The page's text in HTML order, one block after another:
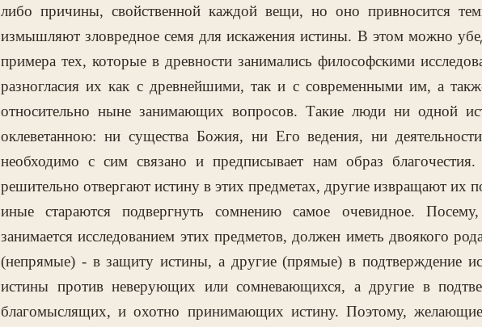
либо причины, свойственной каждой вещи, но оно привносится
измышляют зловредное семя для искажения истины. В этом можно
примера тех, которые в древности занимались философскими
разногласия их как с древнейшими, так и с современными им, а
относительно ныне занимающих вопросов. Такие люди ни одной
оклеветанною: ни существа Божия, ни Его ведения, ни
необходимо с сим связано и предписывает нам образ
решительно отвергают истину в этих предметах, другие извращают их
иные стараются подвергнуть сомнению самое очевидное.
занимается исследованием этих предметов, должен иметь двоякого
(непрямые) - в защиту истины, а другие (прямые) в подтверждение
истины против неверующих или сомневающихся, а другие в
благомыслящих, и охотно принимающих истину. Поэтому,